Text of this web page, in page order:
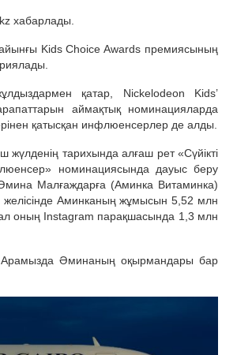
хабарлады.
Kids Choice Awards премиясының
қатар, Nickelodeon Kids’
аймақтық номинацияларда
қатысқан инфлюенсерлер де алды.
тарихында алғаш рет «Сүйікті
номинациясында дауыс беру
Әмина Малғаждарға (Аминка Витаминка)
Аминканың жұмысын 5,52 млн
оның Instagram парақшасында 1,3 млн
Әминаның оқырмандары бар